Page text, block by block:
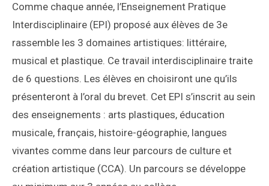
Comme chaque année, l’Enseignement Pratique
Interdisciplinaire (EPI) proposé aux élèves de 3e
rassemble les 3 domaines artistiques: littéraire,
musical et plastique. Ce travail interdisciplinaire traite
de 6 questions. Les élèves en choisiront une qu’ils
présenteront à l’oral du brevet. Cet EPI s’inscrit au sein
des enseignements : arts plastiques, éducation
musicale, français, histoire-géographie, langues
vivantes comme dans leur parcours de culture et
création artistique (CCA). Un parcours se développe